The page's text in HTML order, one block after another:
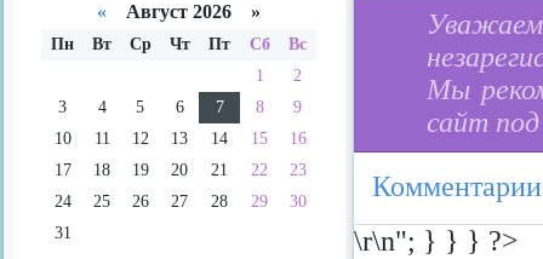
Мы
сайт
\r\n"; } } } ?>
« Август 2026 »
Пн Вт Ср Чт Пт Сб
Вс
1
2
3
4 5 6 7 8
9
10
11 12 13 14 15
16
17
18 19 20 21 22
23
24
25 26 27 28 29
30
31